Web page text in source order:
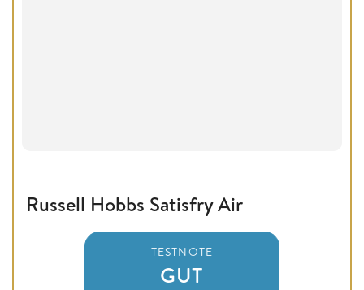
Russell Hobbs Satisfry Air
TESTNOTE
GUT